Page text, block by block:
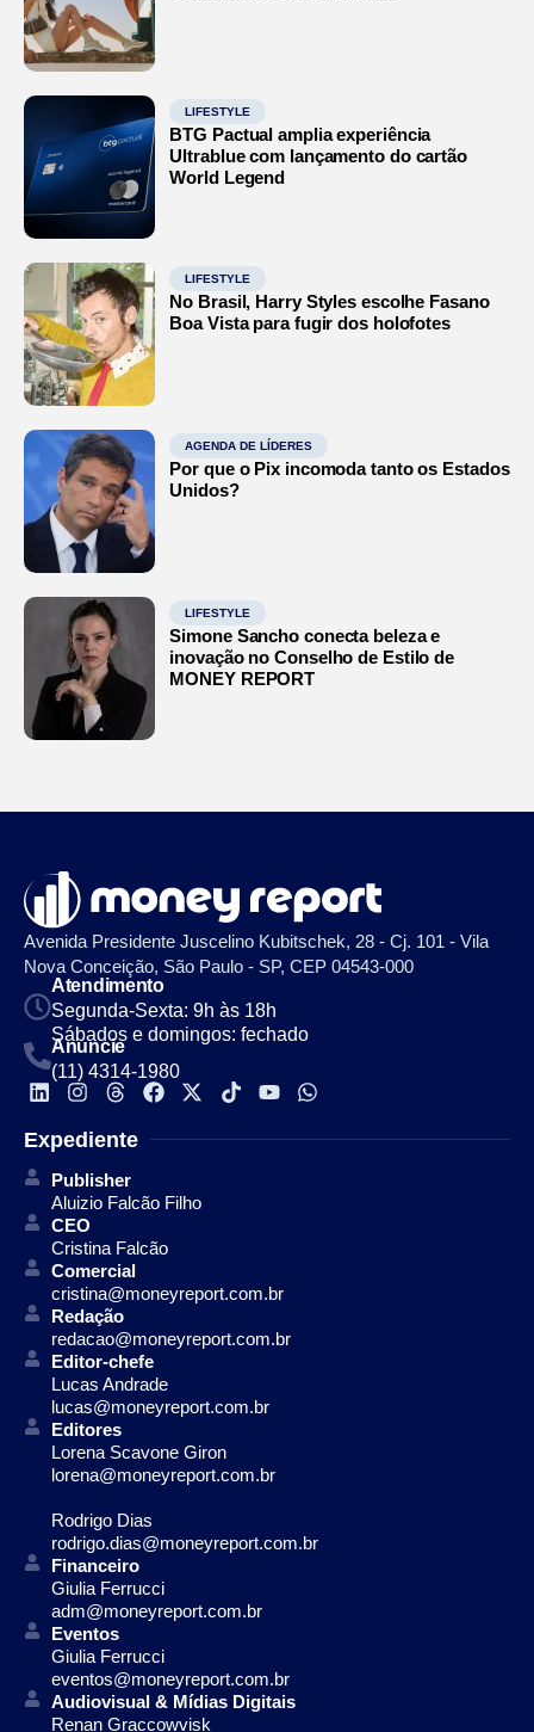
LIFESTYLE
BTG Pactual amplia experiência
Ultrablue com lançamento do cartão
World Legend
LIFESTYLE
No Brasil, Harry Styles escolhe Fasano
Boa Vista para fugir dos holofotes
AGENDA DE LÍDERES
Por que o Pix incomoda tanto os Estados
Unidos?
LIFESTYLE
Simone Sancho conecta beleza e
inovação no Conselho de Estilo de
MONEY REPORT
Avenida Presidente Juscelino Kubitschek, 28 - Cj. 101 - Vila
Nova Conceição, São Paulo - SP, CEP 04543-000
Atendimento
Segunda-Sexta: 9h às 18h
Sábados e domingos: fechado
Anuncie
(11) 4314-1980
Expediente
Publisher
Aluizio Falcão Filho
CEO
Cristina Falcão
Comercial
cristina@moneyreport.com.br
Redação
redacao@moneyreport.com.br
Editor-chefe
Lucas Andrade
lucas@moneyreport.com.br
Editores
Lorena Scavone Giron
lorena@moneyreport.com.br
Rodrigo Dias
rodrigo.dias@moneyreport.com.br
Financeiro
Giulia Ferrucci
adm@moneyreport.com.br
Eventos
Giulia Ferrucci
eventos@moneyreport.com.br
Audiovisual & Mídias Digitais
Renan Graccowvisk